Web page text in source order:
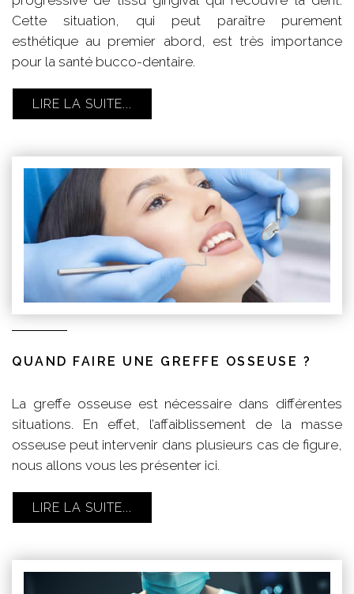
Cette situation, qui peut paraître purement
esthétique au premier abord, est très importance
pour la santé bucco-dentaire.
LIRE LA SUITE...
QUAND FAIRE UNE GREFFE OSSEUSE ?
La greffe osseuse est nécessaire dans différentes
situations. En effet, l’affaiblissement de la masse
osseuse peut intervenir dans plusieurs cas de figure,
nous allons vous les présenter ici.
LIRE LA SUITE...